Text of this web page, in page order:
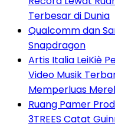
Terbesar di Dunia
Qualcomm dan
Snapdragon
Artis Italia LeiKiè
Video Musik
Memperluas
Ruang Pamer
3TREES Catat